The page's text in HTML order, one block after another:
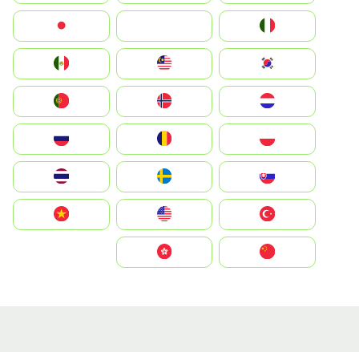
South Korea
Nederland
Portugal
România
Slovensko
United States
Vietnam